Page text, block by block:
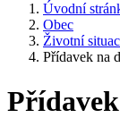
Úvodní
Obec
Životní
Přídavek na